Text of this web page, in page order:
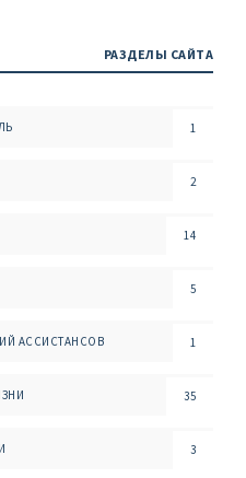
РАЗДЕЛЫ САЙТА
1
2
14
5
АССИСТАНСОВ 1
35
3